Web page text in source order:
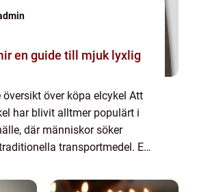
översikt över köpa elcykel Att
har blivit alltmer populärt i
där människor söker
transportmedel. En
med en elmoto...